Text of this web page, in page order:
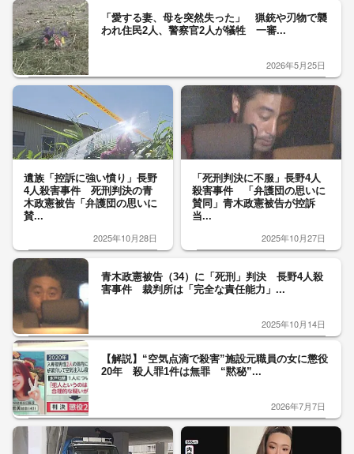
「愛する妻、母を突然失った」 猟銃や刃物で襲
われ住民2人、警察官2人が犠牲 一審...
2026年5月25日
遺族「控訴に強い憤り」長野
4人殺害事件 死刑判決の青
木政憲被告「弁護団の思いに
賛...
2025年10月28日
「死刑判決に不服」長野4人
殺害事件 「弁護団の思いに
賛同」青木政憲被告が控訴
当...
2025年10月27日
青木政憲被告（34）に「死刑」判決 長野4人殺
害事件 裁判所は「完全な責任能力」...
2025年10月14日
【解説】“空気点滴で殺害”施設元職員の女に懲役
20年 殺人罪1件は無罪 “黙秘”...
2026年7月7日